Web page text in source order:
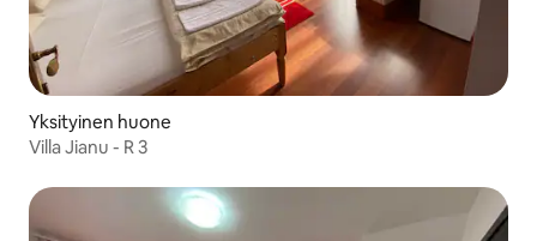
Yksityinen huone
Villa Jianu - R 3